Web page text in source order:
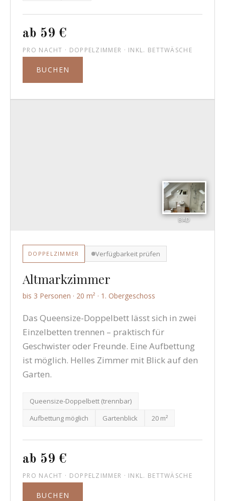
ab 59 €
PRO NACHT · DOPPELZIMMER · INKL. BETTWÄSCHE
BUCHEN
BAD
DOPPELZIMMER Verfügbarkeit prüfen
Altmarkzimmer
bis 3 Personen · 20 m² · 1. Obergeschoss
Das Queensize-Doppelbett lässt sich in zwei
Einzelbetten trennen – praktisch für
Geschwister oder Freunde. Eine Aufbettung
ist möglich. Helles Zimmer mit Blick auf den
Garten.
Queensize-Doppelbett (trennbar)
Aufbettung möglich
Gartenblick 20 m²
ab 59 €
PRO NACHT · DOPPELZIMMER · INKL. BETTWÄSCHE
BUCHEN